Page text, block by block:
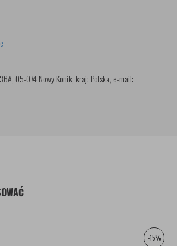
05-074 Nowy Konik, kraj: Polska, e-mail:
-15%